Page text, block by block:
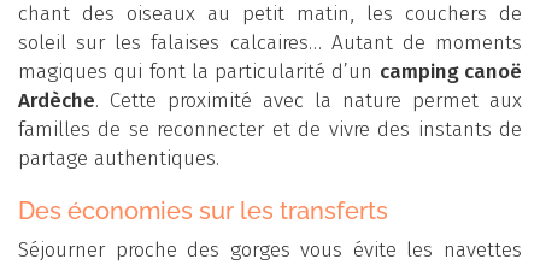
chant des oiseaux au petit matin, les couchers de
soleil sur les falaises calcaires… Autant de moments
magiques qui font la particularité d’un camping canoë
Ardèche. Cette proximité avec la nature permet aux
familles de se reconnecter et de vivre des instants de
partage authentiques.
Des économies sur les transferts
Séjourner proche des gorges vous évite les navettes